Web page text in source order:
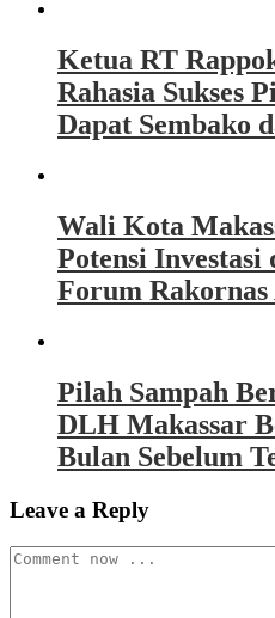
Ketua RT
Rahasia Sukses
Dapat Sembako
Wali Kota
Potensi Investasi
Forum
Pilah Sampah
DLH Makassar
Bulan Sebelum
Leave a Reply